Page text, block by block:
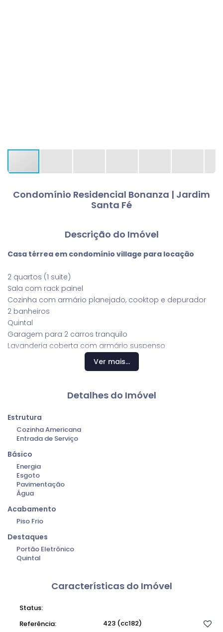
Condomínio Residencial Bonanza | Jardim
Santa Fé
Descrição do Imóvel
Casa térrea em condomínio village para locação
2 quartos (1 suite)
Sala com rack painel
Cozinha com armário planejado, cooktop e depurador
2 banheiros
Quintal
Garagem para 2 carros tranquilo
Lavanderia coberta com armário suspenso
Ver mais...
Detalhes do Imóvel
Estrutura
Cozinha Americana
Entrada de Serviço
Básico
Energia
Esgoto
Pavimentação
Água
Acabamento
Piso Frio
Destaques
Portão Eletrônico
Quintal
Características do Imóvel
Status:
Referência: 423 (cc182)